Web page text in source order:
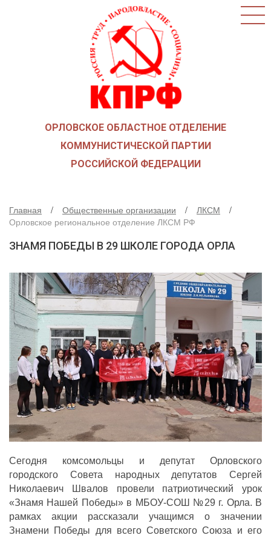
КАК ВСТУПИТЬ В КПРФ
ОБЩЕСТВЕННЫЕ ОРГАНИЗАЦИИ
СОЮЗ СОВЕТСКИХ ОФИЦЕРОВ В ПОДДЕРЖКУ
АРМИИ И ФЛОТА
ДЕПУТАТСКАЯ ВЕРТИКАЛЬ
ДЕПУТАТЫ ОРГАНОВ МЕСТНОГО
САМОУПРАВЛЕНИЯ
ПАРТИЙНАЯ ПЕЧАТЬ
ПАРТИЙНАЯ ЖИЗНЬ
МЕСТНЫЕ ОТДЕЛЕНИЯ
КОНТАКТЫ
КПРФ ПРОФ
8 (4862) 22-33-44
8 (4862) 77-88-99
Вход Регистрация
ОРЛОВСКОЕ ОБЛАСТНОЕ ОТДЕЛЕНИЕ
КОММУНИСТИЧЕСКОЙ ПАРТИИ
РОССИЙСКОЙ ФЕДЕРАЦИИ
Главная Общественные организации
ЛКСМ
Орловское региональное отделение ЛКСМ РФ
ЗНАМЯ ПОБЕДЫ В 29 ШКОЛЕ ГОРОДА ОРЛА
Сегодня комсомольцы и депутат Орловского
городского Совета народных депутатов Сергей
Николаевич Швалов провели патриотический урок
«Знамя Нашей Победы» в МБОУ-СОШ №29 г. Орла. В
рамках акции рассказали учащимся о значении
Знамени Победы для всего Советского Союза и его